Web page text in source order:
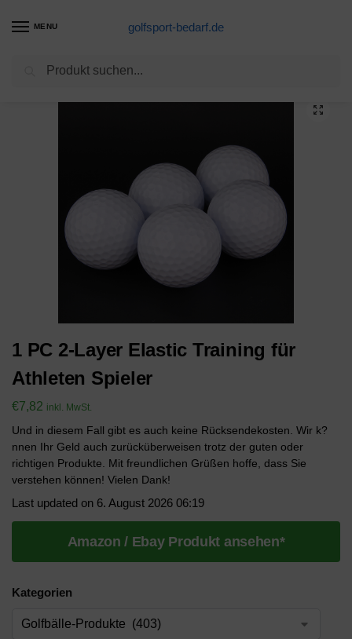
MENU golfsport-bedarf.de
Golfbälle-Produkte / 1 PC 2-Layer Elastic Training für Athleten Spieler
1 PC 2-Layer Elastic Training für
Athleten Spieler
€7,82 inkl. MwSt.
Und in diesem Fall gibt es auch keine Rücksendekosten. Wir k?
nnen Ihr Geld auch zurücküberweisen trotz der guten oder
richtigen Produkte. Mit freundlichen Grüßen hoffe, dass Sie
verstehen können! Vielen Dank!
Last updated on 6. August 2026 06:19
Amazon / Ebay Produkt ansehen*
Kategorien